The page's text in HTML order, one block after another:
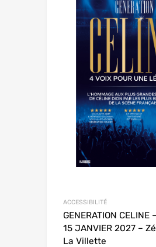
ACCESSIBILITÉ
GENERATION CELINE
15 JANVIER 2027 –
La Villette